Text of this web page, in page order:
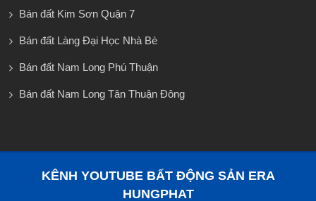
Bán đất Kim Sơn Quận 7
Bán đất Làng Đại Học Nhà Bè
Bán đất Nam Long Phú Thuận
Bán đất Nam Long Tân Thuận Đông
KÊNH YOUTUBE BẤT ĐỘNG SẢN ERA
HUNGPHAT